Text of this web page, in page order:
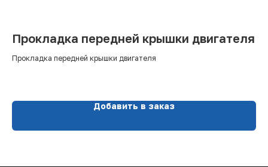
Прокладка передней крышки двигателя
Прокладка передней крышки двигателя
Добавить в заказ